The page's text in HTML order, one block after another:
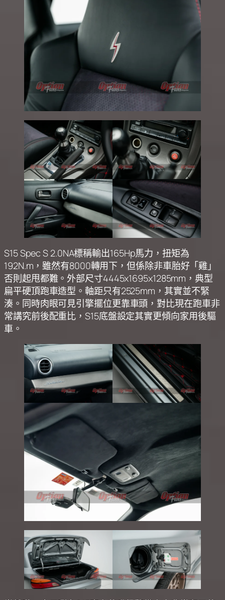
S15 Spec S 2.0NA標稱輸出165Hp馬力，扭矩為
192N.m，雖然有8000轉用下，但係除非車胎好「雞」
否則起甩都難。外部尺寸4445x1695x1285mm，典型
扁平硬頂跑車造型。軸距只有2525mm，其實並不緊
湊。同時肉眼可見引擎擺位更靠車頭，對比現在跑車非
常講究前後配重比，S15底盤設定其實更傾向家用後驅
車。